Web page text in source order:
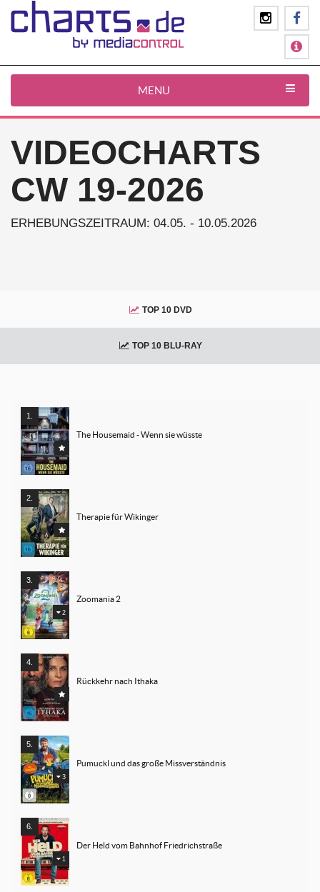
MENU
VIDEOCHARTS
CW 19-2026
ERHEBUNGSZEITRAUM: 04.05. - 10.05.2026
TOP 10 DVD
TOP 10 BLU-RAY
The Housemaid - Wenn sie wüsste
Therapie für Wikinger
2
Zoomania 2
Rückkehr nach Ithaka
3
Pumuckl und das große Missverständnis
1
Der Held vom Bahnhof Friedrichstraße